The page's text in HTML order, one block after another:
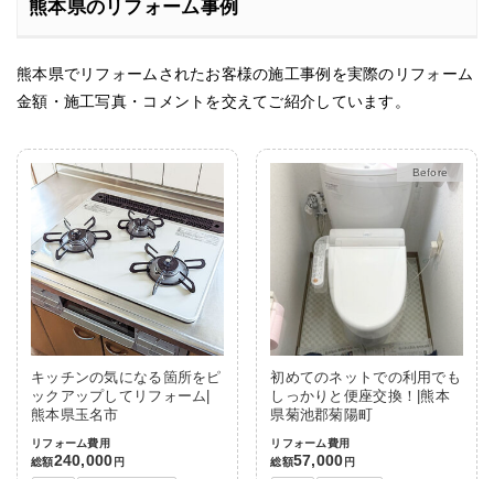
熊本県のリフォーム事例
熊本県でリフォームされたお客様の施工事例を実際のリフォーム
金額・施工写真・コメントを交えてご紹介しています。
キッチンの気になる箇所をピ
ックアップしてリフォーム|
熊本県玉名市
リフォーム費用
総額240,000 円
After
初めてのネットでの利用でも
しっかりと便座交換！|熊本
県菊池郡菊陽町
リフォーム費用
総額57,000 円